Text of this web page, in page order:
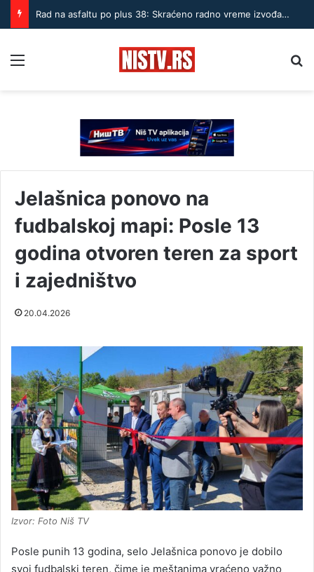
Rad na asfaltu po plus 38: Skraćeno radno vreme izvođača u Nišu
Jelašnica ponovo na
fudbalskoj mapi: Posle 13
godina otvoren teren za sport
i zajedništvo
20.04.2026
Izvor: Foto Niš TV
Posle punih 13 godina, selo Jelašnica ponovo je dobilo
svoj fudbalski teren, čime je meštanima vraćeno važno